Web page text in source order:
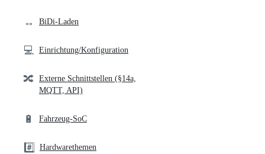
↔️ BiDi-Laden
💻 Einrichtung/Konfiguration
🔀 Externe Schnittstellen (§14a,
MQTT, API)
🔋 Fahrzeug-SoC
#️⃣ Hardwarethemen